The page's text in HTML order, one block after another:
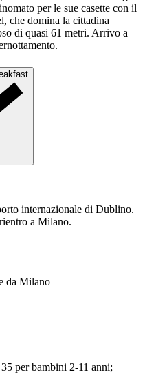
per le sue casette con il
che domina la cittadina
di quasi 61 metri. Arrivo a
internazionale di Dublino.
a Milano.
da Milano
per bambini 2-11 anni;